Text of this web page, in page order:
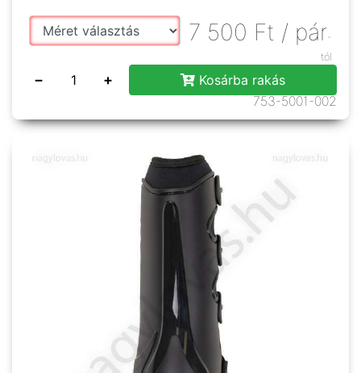
7 500 Ft / pár-
tól
− +
Kosárba rakás
753-5001-002